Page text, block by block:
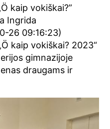
kaip vokiškai?”
Ingrida
26 09:16:23)
kaip vokiškai? 2023“
gimnazijoje
draugams ir